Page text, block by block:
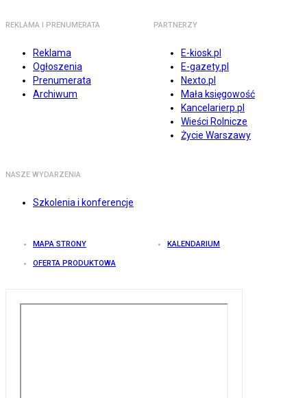
REKLAMA I PRENUMERATA
Reklama
Ogłoszenia
Prenumerata
Archiwum
PARTNERZY
E-kiosk.pl
E-gazety.pl
Nexto.pl
Mała księgowość
Kancelarierp.pl
Wieści Rolnicze
Życie Warszawy
NASZE WYDARZENIA
Szkolenia i konferencje
MAPA STRONY KALENDARIUM
OFERTA PRODUKTOWA